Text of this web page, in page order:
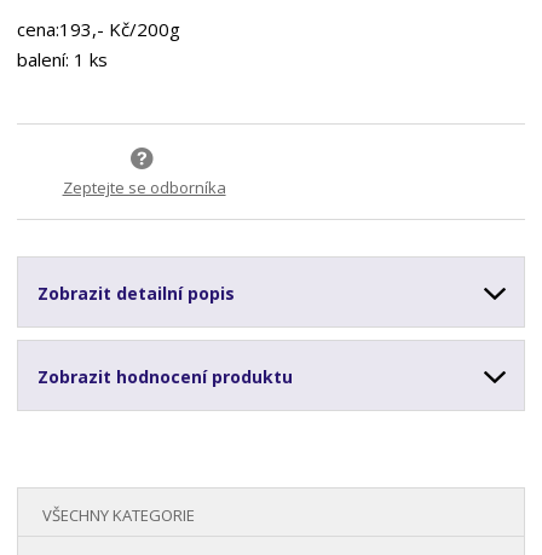
cena:193,- Kč/200g
balení: 1 ks
Zeptejte se odborníka
Zobrazit detailní popis
Zobrazit hodnocení produktu
VŠECHNY KATEGORIE